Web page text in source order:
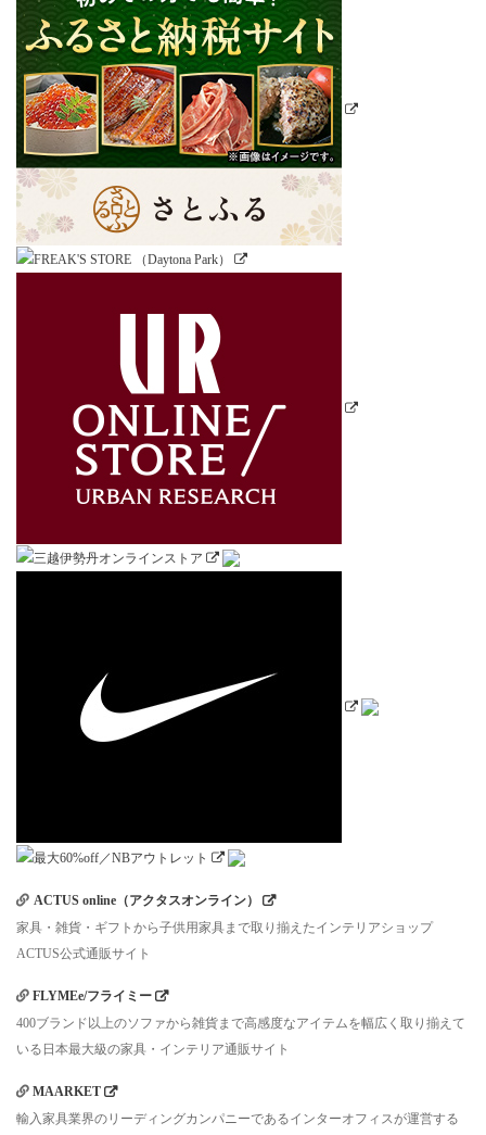
ACTUS online（アクタスオンライン）
家具・雑貨・ギフトから子供用家具まで取り揃えたインテリアショップ
ACTUS公式通販サイト
FLYMEe/フライミー
400ブランド以上のソファから雑貨まで高感度なアイテムを幅広く取り揃えて
いる日本最大級の家具・インテリア通販サイト
MAARKET
輸入家具業界のリーディングカンパニーであるインターオフィスが運営する